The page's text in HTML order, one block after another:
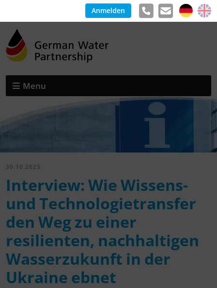
Anmelden
Menu
30.10.2025
Interview: Wie Wissens-
und Technologietransfer
den Weg zu einer
resilienten, nachhaltigen
Wasserzukunft in der
Ukraine ebnet